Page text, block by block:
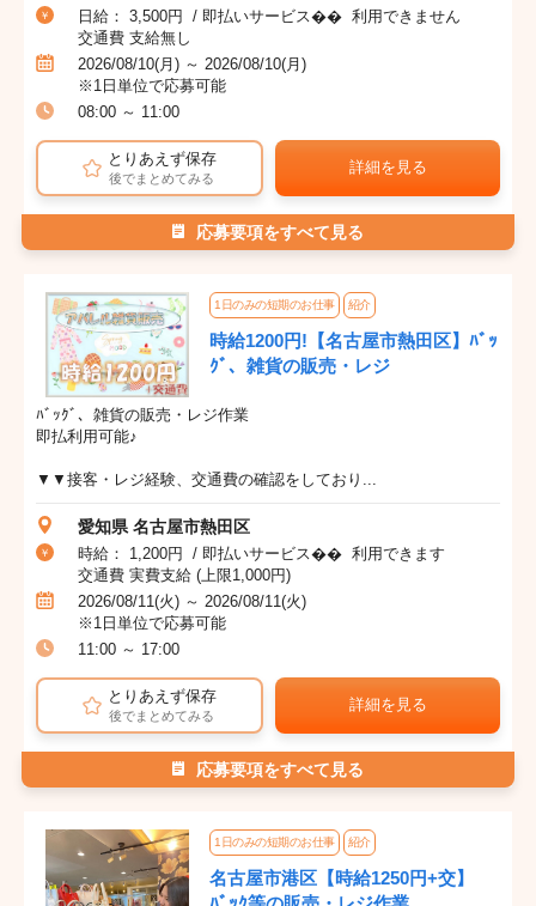
日給： 3,500円 / 即払いサービス�� 利用できません
交通費 支給無し
2026/08/10(月) ～ 2026/08/10(月)
※1日単位で応募可能
08:00 ～ 11:00
とりあえず保存
後でまとめてみる
詳細を見る
応募要項をすべて見る
1日のみの短期のお仕事 紹介
時給1200円!【名古屋市熱田区】ﾊﾞｯ
ｸﾞ、雑貨の販売・レジ
ﾊﾞｯｸﾞ、雑貨の販売・レジ作業
即払利用可能♪
▼▼接客・レジ経験、交通費の確認をしており...
愛知県 名古屋市熱田区
時給： 1,200円 / 即払いサービス�� 利用できます
交通費 実費支給 (上限1,000円)
2026/08/11(火) ～ 2026/08/11(火)
※1日単位で応募可能
11:00 ～ 17:00
とりあえず保存
後でまとめてみる
詳細を見る
応募要項をすべて見る
1日のみの短期のお仕事 紹介
名古屋市港区【時給1250円+交】